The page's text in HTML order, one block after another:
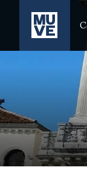
SALTA AL